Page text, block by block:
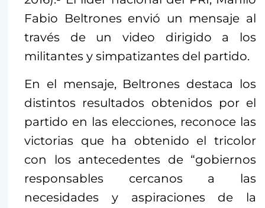
Fabio Beltrones envió un mensaje al
través de un video dirigido a los
militantes y simpatizantes del partido.
En el mensaje, Beltrones destaca los
distintos resultados obtenidos por el
partido en las elecciones, reconoce las
victorias que ha obtenido el tricolor
con los antecedentes de “gobiernos
responsables cercanos a las
necesidades y aspiraciones de la